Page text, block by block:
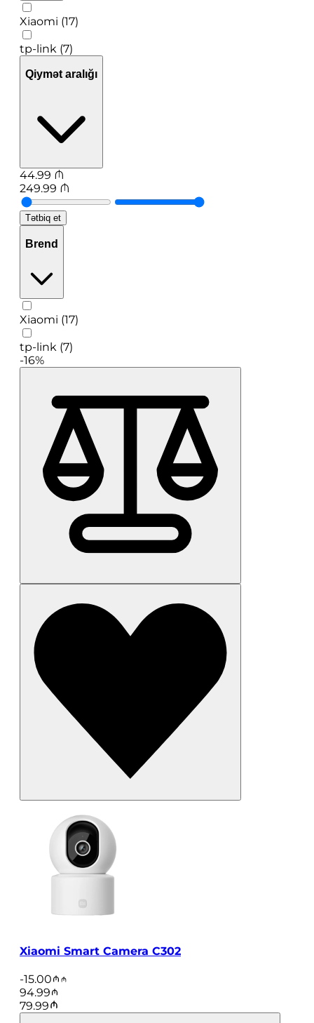
Xiaomi (17)
tp-link (7)
Qiymət aralığı
44.99 ₼
249.99 ₼
Tətbiq et
Brend
Xiaomi (17)
tp-link (7)
-16%
Xiaomi Smart Camera C302
-15.00
94.99
79.99